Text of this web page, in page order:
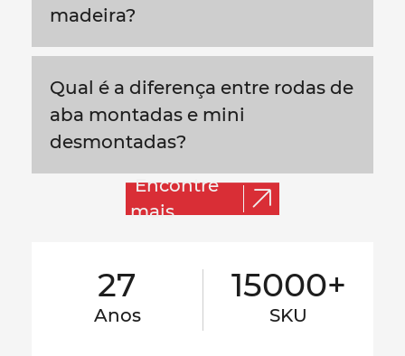
madeira?
27
Anos
15000+
SKU
Qual é a diferença entre rodas de
aba montadas e mini
desmontadas?
Encontre
mais